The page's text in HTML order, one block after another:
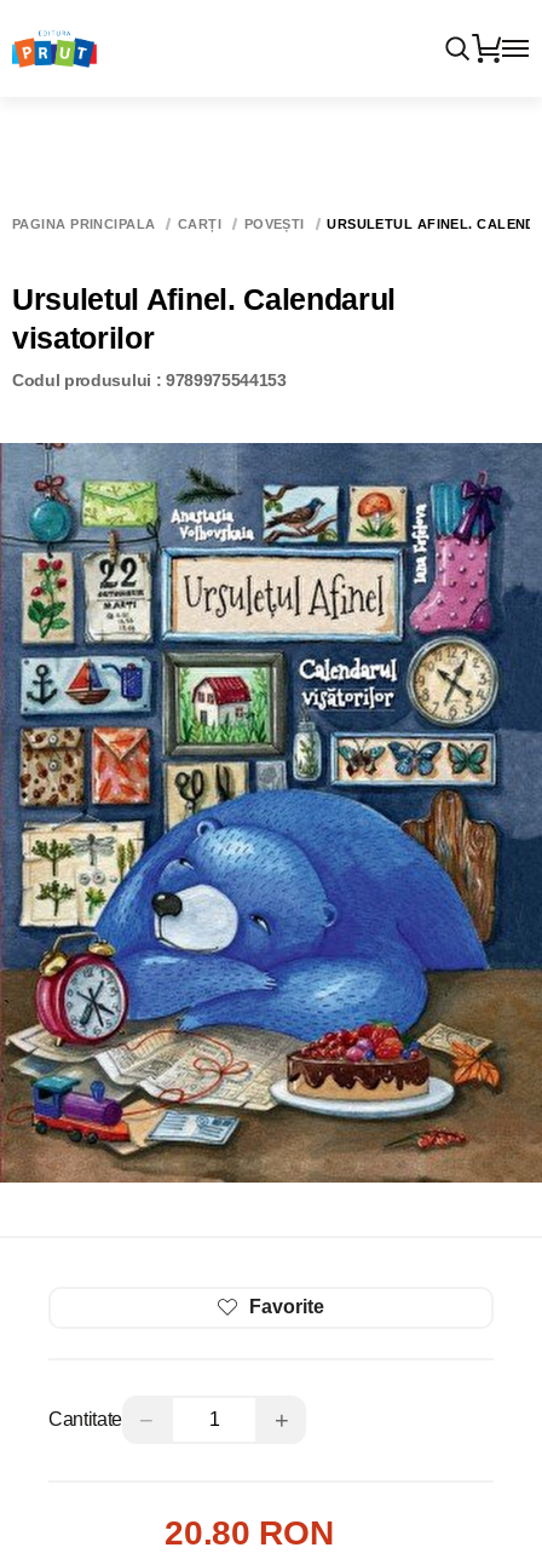
PAGINA PRINCIPALĂ CĂRȚI POVEȘTI URSULETUL AFINEL.
Ursuletul Afinel. Calendarul
visatorilor
Codul produsului : 9789975544153
Favorite
Cantitate − +
20.80 RON